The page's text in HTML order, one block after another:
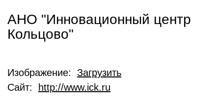
АНО "Инновационный центр
Кольцово"
Изображение: Загрузить
Сайт:
http://www.ick.ru